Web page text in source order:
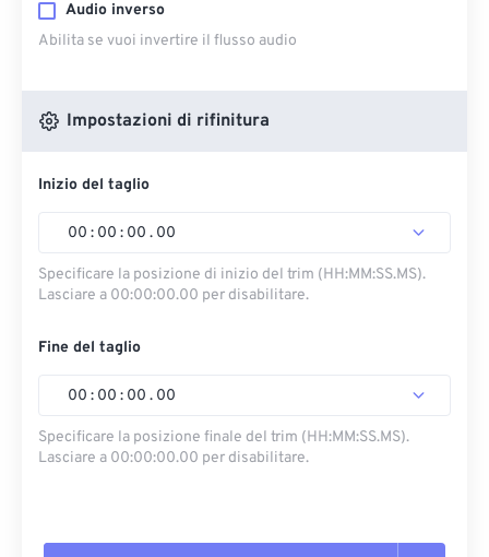
Audio inverso
Abilita se vuoi invertire il flusso audio
Impostazioni di rifinitura
Inizio del taglio
00 : 00 : 00 . 00
Specificare la posizione di inizio del trim (HH:MM:SS.MS).
Lasciare a 00:00:00.00 per disabilitare.
Fine del taglio
00 : 00 : 00 . 00
Specificare la posizione finale del trim (HH:MM:SS.MS).
Lasciare a 00:00:00.00 per disabilitare.